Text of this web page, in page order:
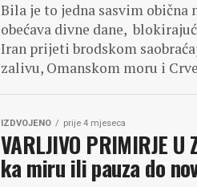
Bila je to jedna sasvim obična
obećava divne dane,
Iran prijeti brodskom
zalivu, Omanskom moru i
IZDVOJENO prije 4 mjeseca
VARLJIVO PRIMIRJE
ka miru ili pauza do